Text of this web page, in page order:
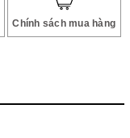
Chính sách mua hàng